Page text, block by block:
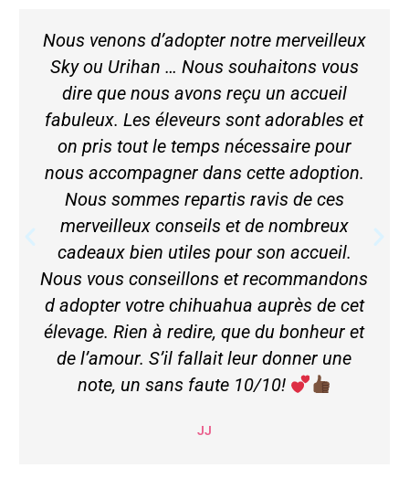
Nous venons d’adopter notre merveilleux
Sky ou Urihan … Nous souhaitons vous
dire que nous avons reçu un accueil
fabuleux. Les éleveurs sont adorables et
on pris tout le temps nécessaire pour
nous accompagner dans cette adoption.
Nous sommes repartis ravis de ces
merveilleux conseils et de nombreux
cadeaux bien utiles pour son accueil.
Nous vous conseillons et recommandons
d adopter votre chihuahua auprès de cet
élevage. Rien à redire, que du bonheur et
de l’amour. S’il fallait leur donner une
note, un sans faute 10/10!
JJ